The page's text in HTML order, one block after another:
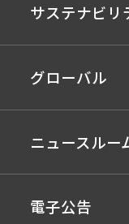
サステナビリ
グローバル
ニュースルー
電子公告